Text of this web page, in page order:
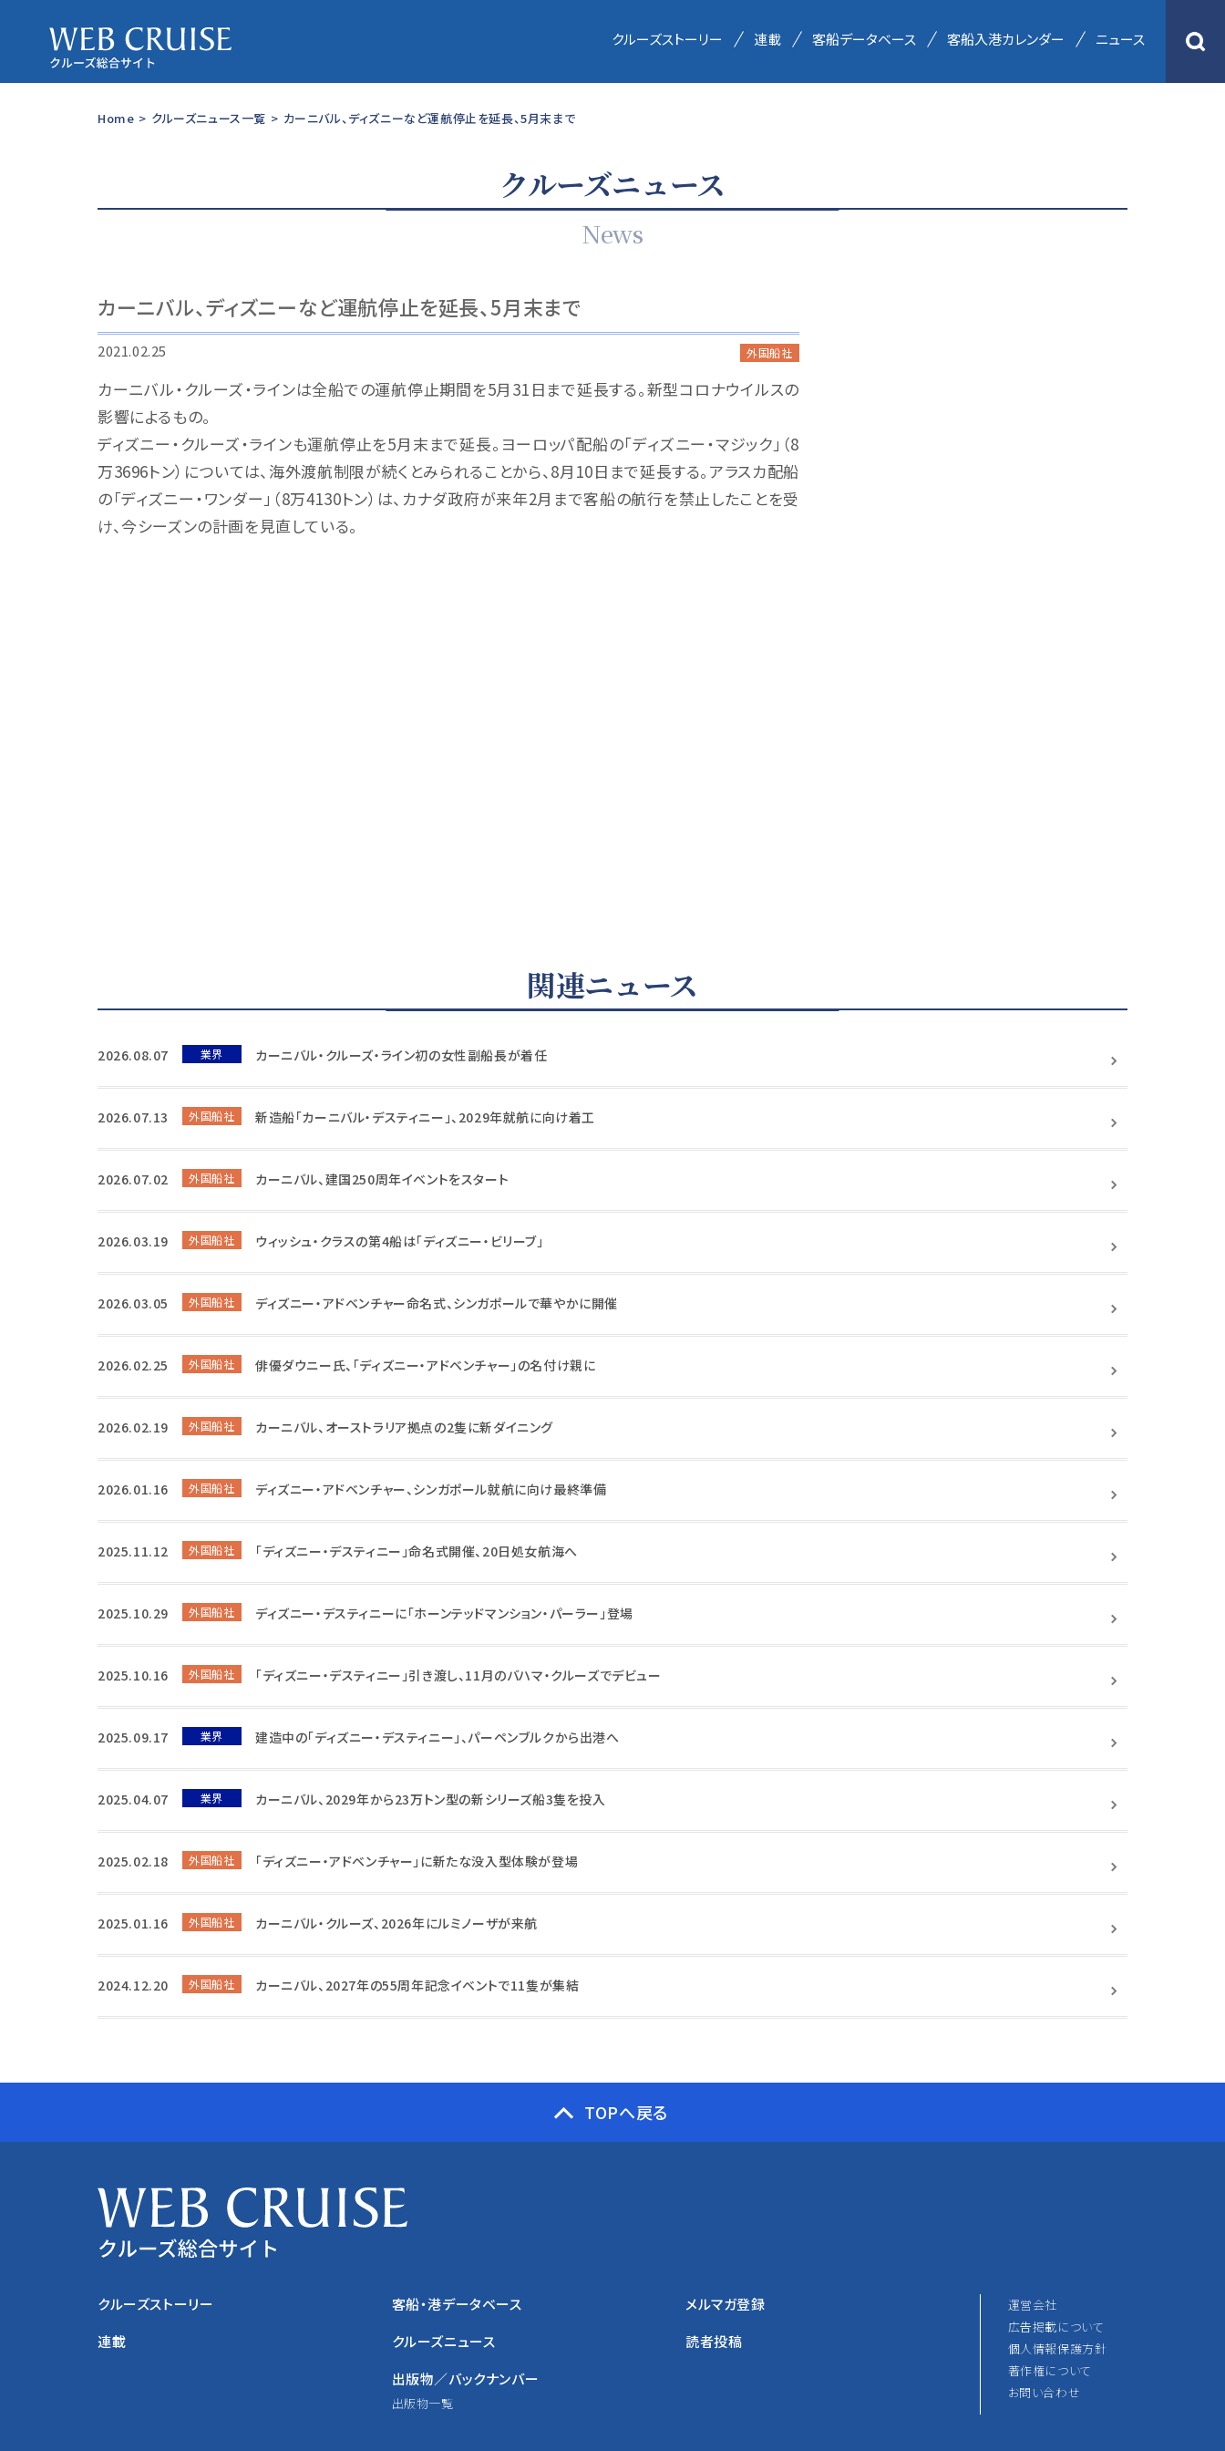
クルーズストーリー 連載 客船データベース 客船入港カレンダー ニュース
Home > クルーズニュース一覧 > カーニバル、ディズニーなど運航停止を延長、5月末まで
クルーズニュース
News
カーニバル、ディズニーなど運航停止を延長、5月末まで
2021.02.25 外国船社
カーニバル・クルーズ・ラインは全船での運航停止期間を5月31日まで延長する。新型コロナウイルスの
影響によるもの。
ディズニー・クルーズ・ラインも運航停止を5月末まで延長。ヨーロッパ配船の「ディズニー・マジック」（8
万3696トン）については、海外渡航制限が続くとみられることから、8月10日まで延長する。アラスカ配船
の「ディズニー・ワンダー」（8万4130トン）は、カナダ政府が来年2月まで客船の航行を禁止したことを受
け、今シーズンの計画を見直している。
関連ニュース
2026.08.07 業界 カーニバル・クルーズ・ライン初の女性副船長が着任
2026.07.13 外国船社 新造船「カーニバル・デスティニー」、2029年就航に向け着工
2026.07.02 外国船社 カーニバル、建国250周年イベントをスタート
2026.03.19 外国船社 ウィッシュ・クラスの第4船は「ディズニー・ビリーブ」
2026.03.05 外国船社 ディズニー・アドベンチャー命名式、シンガポールで華やかに開催
2026.02.25 外国船社 俳優ダウニー氏、「ディズニー・アドベンチャー」の名付け親に
2026.02.19 外国船社 カーニバル、オーストラリア拠点の2隻に新ダイニング
2026.01.16 外国船社 ディズニー・アドベンチャー、シンガポール就航に向け最終準備
2025.11.12 外国船社 「ディズニー・デスティニー」命名式開催、20日処女航海へ
2025.10.29 外国船社 ディズニー・デスティニーに「ホーンテッドマンション・パーラー」登場
2025.10.16 外国船社 「ディズニー・デスティニー」引き渡し、11月のバハマ・クルーズでデビュー
2025.09.17 業界 建造中の「ディズニー・デスティニー」、パーペンブルクから出港へ
2025.04.07 業界 カーニバル、2029年から23万トン型の新シリーズ船3隻を投入
2025.02.18 外国船社 「ディズニー・アドベンチャー」に新たな没入型体験が登場
2025.01.16 外国船社 カーニバル・クルーズ、2026年にルミノーザが来航
2024.12.20 外国船社 カーニバル、2027年の55周年記念イベントで11隻が集結
TOPへ戻る
クルーズストーリー
連載
客船・港データベース
クルーズニュース
出版物／バックナンバー
出版物一覧
メルマガ登録
読者投稿
運営会社
広告掲載について
個人情報保護方針
著作権について
お問い合わせ